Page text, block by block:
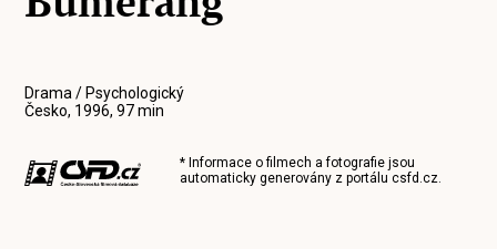
Drama / Psychologický
Česko, 1996, 97 min
* Informace o filmech a fotografie jsou
automaticky generovány z portálucsfd.cz.